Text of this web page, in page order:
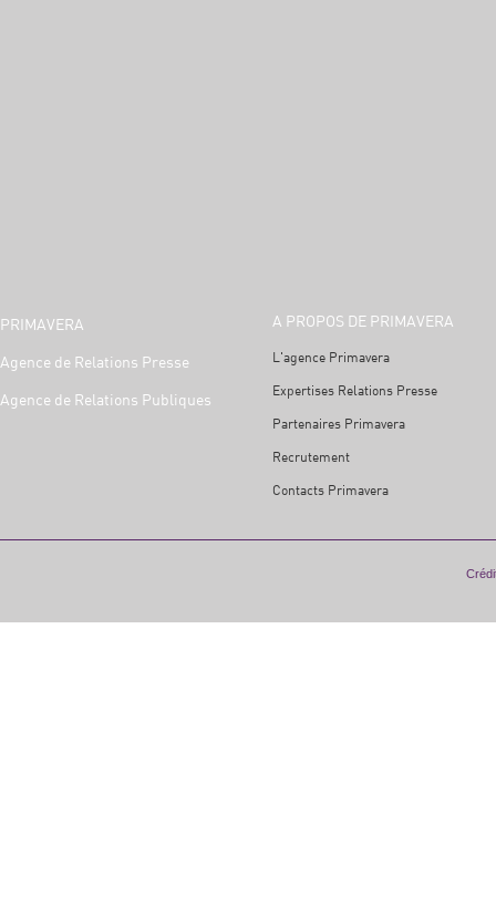
PRIMAVERA
Agence de Relations Presse
Agence de Relations Publiques
A PROPOS DE PRIMAVERA
L'agence Primavera
Expertises Relations Presse
Partenaires Primavera
Recrutement
Contacts Primavera